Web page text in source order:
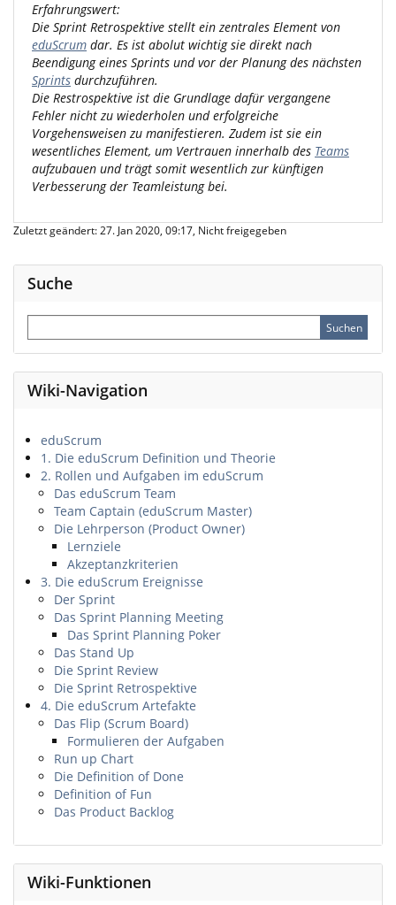
Erfahrungswert:
Die Sprint Retrospektive stellt ein zentrales Element von
eduScrum dar. Es ist abolut wichtig sie direkt nach
Beendigung eines Sprints und vor der Planung des nächsten
Sprints durchzuführen.
Die Restrospektive ist die Grundlage dafür vergangene
Fehler nicht zu wiederholen und erfolgreiche
Vorgehensweisen zu manifestieren. Zudem ist sie ein
wesentliches Element, um Vertrauen innerhalb des Teams
aufzubauen und trägt somit wesentlich zur künftigen
Verbesserung der Teamleistung bei.
Zuletzt geändert: 27. Jan 2020, 09:17, Nicht freigegeben
Suche
Wiki-Navigation
eduScrum
1. Die eduScrum Definition und Theorie
2. Rollen und Aufgaben im eduScrum
Das eduScrum Team
Team Captain (eduScrum Master)
Die Lehrperson (Product Owner)
Lernziele
Akzeptanzkriterien
3. Die eduScrum Ereignisse
Der Sprint
Das Sprint Planning Meeting
Das Sprint Planning Poker
Das Stand Up
Die Sprint Review
Die Sprint Retrospektive
4. Die eduScrum Artefakte
Das Flip (Scrum Board)
Formulieren der Aufgaben
Run up Chart
Die Definition of Done
Definition of Fun
Das Product Backlog
Wiki-Funktionen